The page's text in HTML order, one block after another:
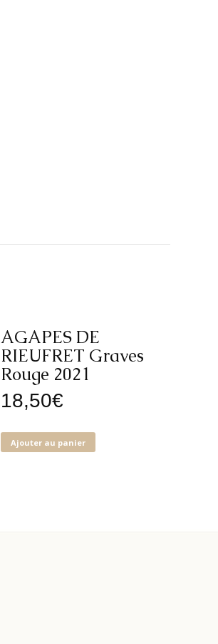
AGAPES DE
RIEUFRET Graves
Rouge 2021
18,50€
Ajouter au panier